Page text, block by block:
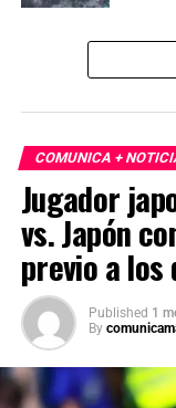
COMUNICA +
Jugador
vs. Japón
previo a los
Published 1
By